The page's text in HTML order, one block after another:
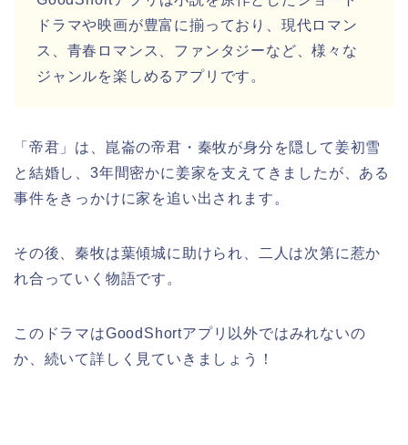
ドラマや映画が豊富に揃っており、現代ロマン
ス、青春ロマンス、ファンタジーなど、様々な
ジャンルを楽しめるアプリです。
「帝君」は、崑崙の帝君・秦牧が身分を隠して姜初雪
と結婚し、3年間密かに姜家を支えてきましたが、ある
事件をきっかけに家を追い出されます。
その後、秦牧は葉傾城に助けられ、二人は次第に惹か
れ合っていく物語です。
このドラマはGoodShortアプリ以外ではみれないの
か、続いて詳しく見ていきましょう！